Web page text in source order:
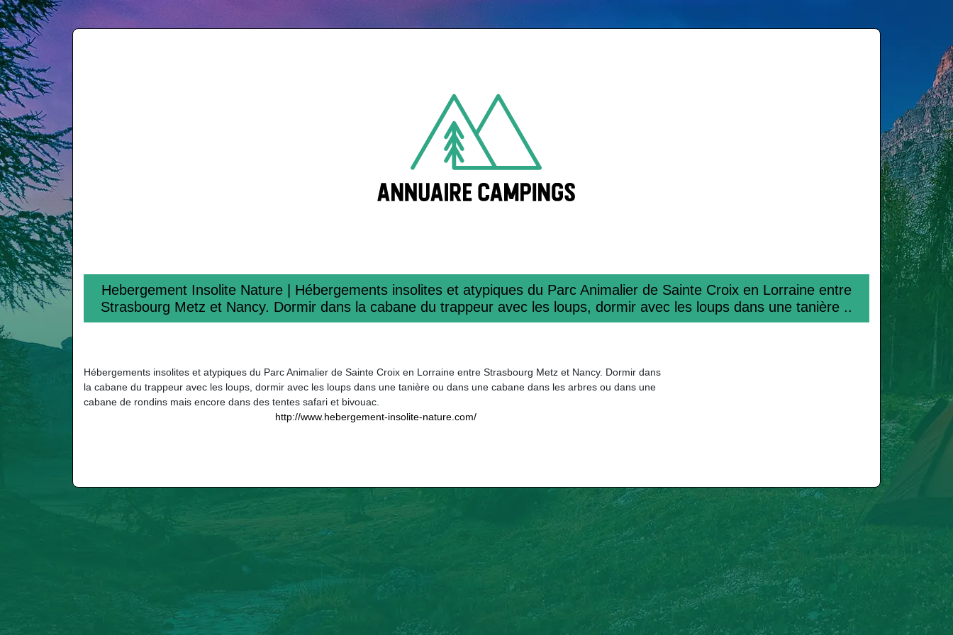
Hebergement Insolite Nature | Héber­ge­ments insolites et atypiques du Parc Animalier de Sainte Croix en Lorraine entre
Strasbourg Metz et Nancy. Dormir dans la cabane du trappeur avec les loups, dormir avec les loups dans une tanière ..
Hébergements insolites et atypiques du Parc Animalier de Sainte Croix en Lorraine entre Strasbourg Metz et Nancy. Dormir dans
la cabane du trappeur avec les loups, dormir avec les loups dans une tanière ou dans une cabane dans les arbres ou dans une
cabane de rondins mais encore dans des tentes safari et bivouac.
http://www.hebergement-insolite-nature.com/